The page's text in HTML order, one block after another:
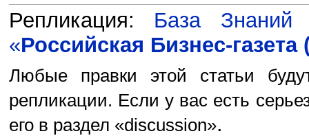
Репликация: База
«Российская Бизнес-
Любые правки этой статьи
репликации. Если у вас есть
его в раздел «discussion».